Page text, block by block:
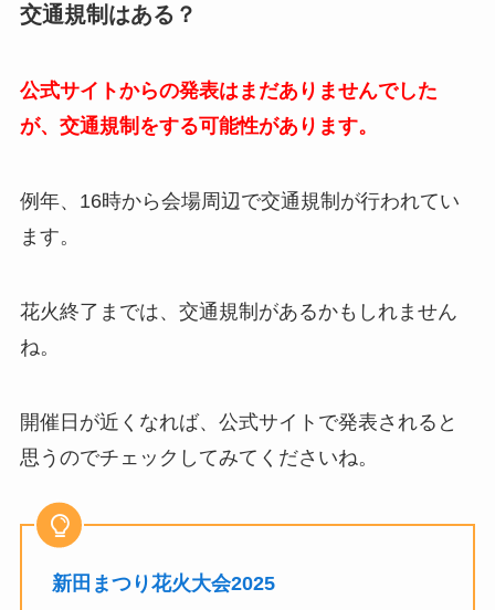
交通規制はある？
公式サイトからの発表はまだありませんでした
が、交通規制をする可能性があります。
例年、16時から会場周辺で交通規制が行われてい
ます。
花火終了までは、交通規制があるかもしれません
ね。
開催日が近くなれば、公式サイトで発表されると
思うのでチェックしてみてくださいね。
新田まつり花火大会2025